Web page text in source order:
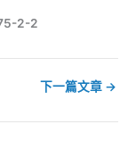
2-2
下一篇文章 →